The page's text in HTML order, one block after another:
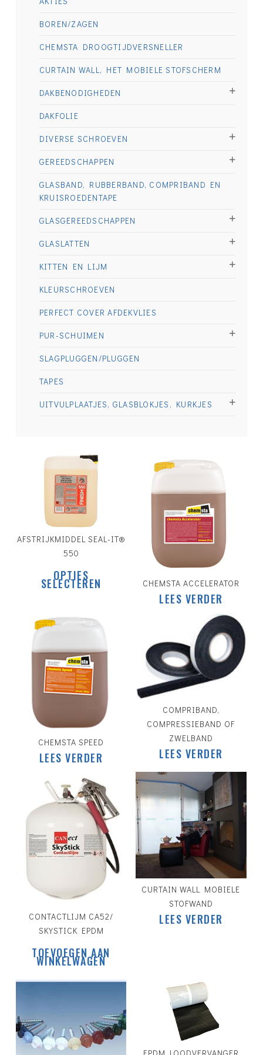
BOREN/ZAGEN
CHEMSTA DROOGTIJDVERSNELLER
CURTAIN WALL, HET MOBIELE STOFSCHERM
DAKBENODIGHEDEN
DAKFOLIE
DIVERSE SCHROEVEN
GEREEDSCHAPPEN
GLASBAND, RUBBERBAND, COMPRIBAND EN
KRUISROEDENTAPE
GLASGEREEDSCHAPPEN
GLASLATTEN
KITTEN EN LIJM
KLEURSCHROEVEN
PERFECT COVER AFDEKVLIES
PUR-SCHUIMEN
SLAGPLUGGEN/PLUGGEN
TAPES
UITVULPLAATJES, GLASBLOKJES, KURKJES
€27.50
AFSTRIJKMIDDEL SEAL-IT®
550
OPTIES
SELECTEREN
product
meerdere
gekozen
worden
productpagina
CHEMSTA ACCELERATOR
LEES VERDER
CHEMSTA SPEED
LEES VERDER
COMPRIBAND,
COMPRESSIEBAND OF
ZWELBAND
LEES VERDER
€200.00
CONTACTLIJM CA52/
SKYSTICK EPDM
TOEVOEGEN AAN
WINKELWAGEN
CURTAIN WALL MOBIELE
STOFWAND
LEES VERDER
€69.95